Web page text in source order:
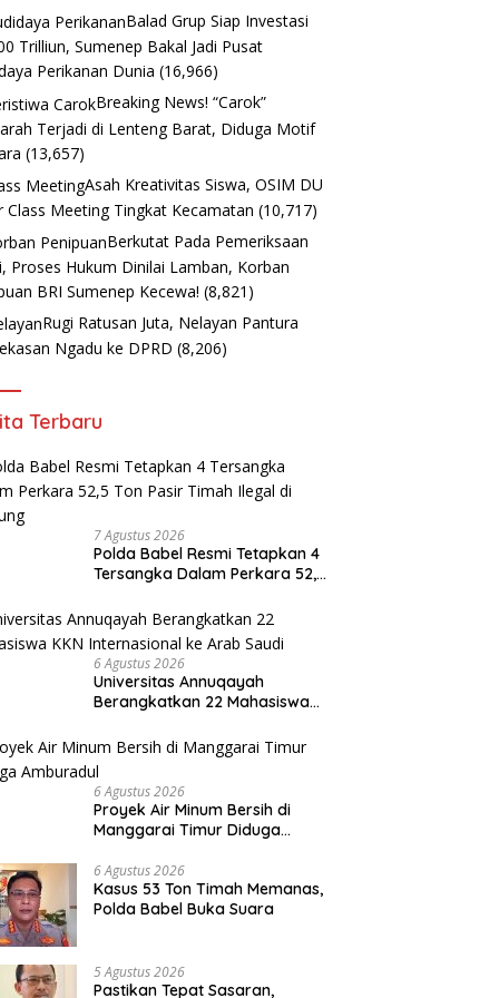
Balad Grup Siap Investasi
Trilliun, Sumenep Bakal Jadi Pusat
Perikanan Dunia (16,966)
Breaking News! “Carok”
Terjadi di Lenteng Barat, Diduga Motif
(13,657)
Asah Kreativitas Siswa, OSIM DU
Class Meeting Tingkat Kecamatan (10,717)
Berkutat Pada Pemeriksaan
Proses Hukum Dinilai Lamban, Korban
BRI Sumenep Kecewa! (8,821)
Rugi Ratusan Juta, Nelayan Pantura
Ngadu ke DPRD (8,206)
Terbaru
7 Agustus 2026
Polda Babel Resmi Tetapkan 4
Tersangka Dalam Perkara 52,5
Belitung
6 Agustus 2026
Universitas Annuqayah
Berangkatkan 22 Mahasiswa
Saudi
6 Agustus 2026
Proyek Air Minum Bersih di
Manggarai Timur Diduga
6 Agustus 2026
Kasus 53 Ton Timah Memanas,
Polda Babel Buka Suara
5 Agustus 2026
Pastikan Tepat Sasaran,